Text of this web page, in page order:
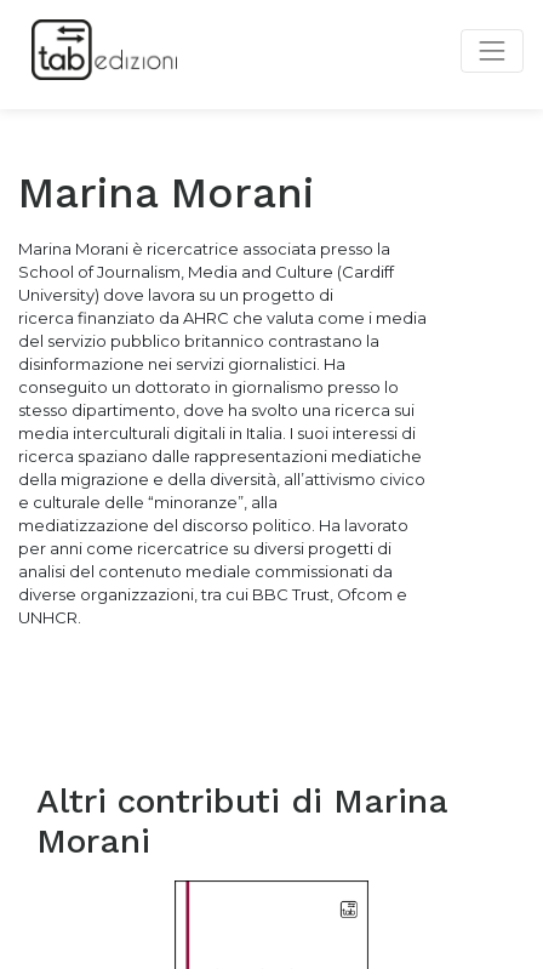
Marina Morani
Marina Morani è ricercatrice associata presso la
School of Journalism, Media and Culture (Cardiff
University) dove lavora su un progetto di
ricerca finanziato da AHRC che valuta come i media
del servizio pubblico britannico contrastano la
disinformazione nei servizi giornalistici. Ha
conseguito un dottorato in giornalismo presso lo
stesso dipartimento, dove ha svolto una ricerca sui
media interculturali digitali in Italia. I suoi interessi di
ricerca spaziano dalle rappresentazioni mediatiche
della migrazione e della diversità, all’attivismo civico
e culturale delle “minoranze”, alla
mediatizzazione del discorso politico. Ha lavorato
per anni come ricercatrice su diversi progetti di
analisi del contenuto mediale commissionati da
diverse organizzazioni, tra cui BBC Trust, Ofcom e
UNHCR.
Altri contributi di Marina
Morani